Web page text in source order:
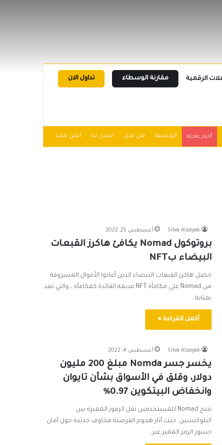
تداول الان الرقمية مقارنة الوسطاء
أخبار عاجلة الرئيسية من نحن اتصل بنا اعلن معنا
Silva Alzayak أغسطس 25, 2022
‏بروتوكول Nomad يكافئ هاكرز القبعات
البيضاء بNFT
حصل هاكرز القبعات البيضاء الذين أعادوا الأموال المسروقة
من Nomad على مكافأة NFT عديمة الفائدة كمكافأة ، والتي تعد
بمثابة…
أكمل القراءة »
Silva Alzayak أغسطس 4, 2022
يخسر جسر Nomda مبلغ 200 مليون
دولار، وقلق في الأسواق بشأن تايوان
وانخفاض البيتكوين ​​0.97٪
يتيح Nomad للمستخدمين نقل الرموز المميزة بين
البلوكتشين. حيث أثار هجوم القرصنة مخاوف جديدة حول أمان
جسور الرمز المميز عبر…